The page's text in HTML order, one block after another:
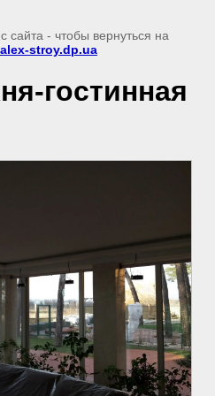
сайта - чтобы вернуться на
alex-stroy.dp.ua
гостинная